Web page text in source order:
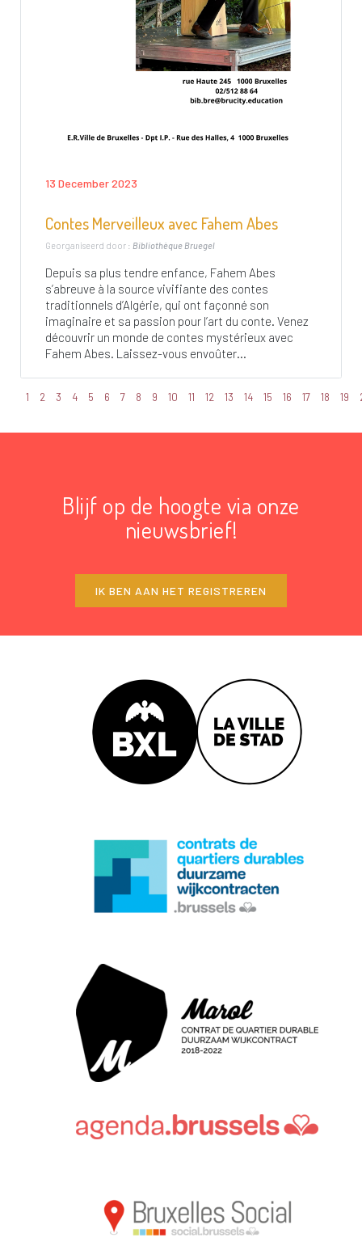
13 December 2023
Contes Merveilleux avec Fahem Abes
Georganiseerd door : Bibliothèque Bruegel
Depuis sa plus tendre enfance, Fahem Abes
s’abreuve à la source vivifiante des contes
traditionnels d’Algérie, qui ont façonné son
imaginaire et sa passion pour l’art du conte. Venez
découvrir un monde de contes mystérieux avec
Fahem Abes. Laissez-vous envoûter...
1 2 3 4 5 6 7 8 9 10 11 12 13 14 15 16 17 18 19
Blijf op de hoogte via onze
nieuwsbrief!
IK BEN AAN HET REGISTREREN